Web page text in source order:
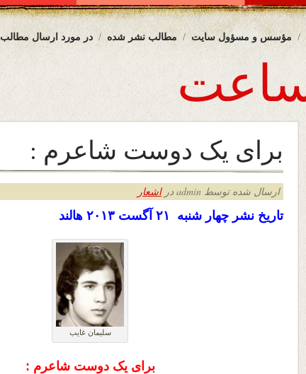
در مورد ارسال مطالب مطالب نشر شده مؤسس و مسؤول سایت
برای یک دوست شاعرم :
ارسال شده توسط admin در اشعار
تاریخ نشر چهار شنبه ۲۱ آگست ۲۰۱۳ هالند
سلیمان غایب
برای یک دوست شاعرم :